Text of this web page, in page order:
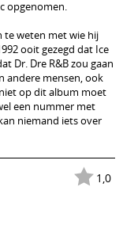
opgenomen.
te weten met wie hij
ooit gezegd dat Ice
Dr. Dre R&B zou gaan
andere mensen, ook
op dit album moet
een nummer met
niemand iets over
1,0